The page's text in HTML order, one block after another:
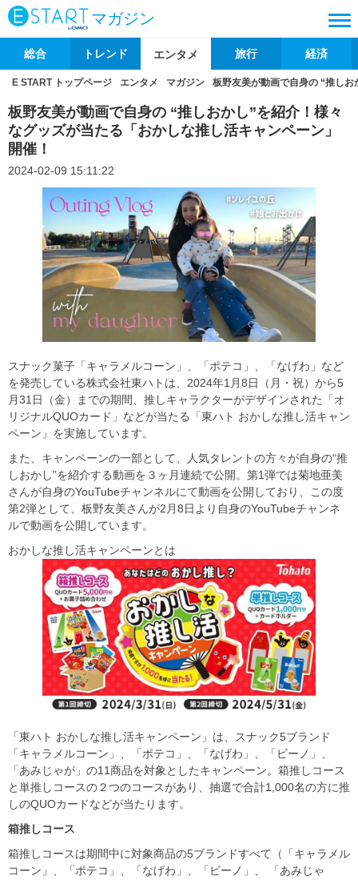
マガジン
総合 トレンド エンタメ 旅行 経済
E START トップページ エンタメ マガジン 板野友美が動画で自身の “推し
板野友美が動画で自身の “推しおかし”を紹介！様々
なグッズが当たる「おかしな推し活キャンペーン」
開催！
2024-02-09 15:11:22
スナック菓子「キャラメルコーン」、「ポテコ」、「なげわ」など
を発売している株式会社東ハトは、2024年1月8日（月・祝）から5
月31日（金）までの期間、推しキャラクターがデザインされた「オ
リジナルQUOカード」などが当たる「東ハト おかしな推し活キャン
ペーン」を実施しています。
また、キャンペーンの一部として、人気タレントの方々が自身の“推
しおかし”を紹介する動画を３ヶ月連続で公開。第1弾では菊地亜美
さんが自身のYouTubeチャンネルにて動画を公開しており、この度
第2弾として、板野友美さんが2月8日より自身のYouTubeチャンネ
ルで動画を公開しています。
おかしな推し活キャンペーンとは
「東ハト おかしな推し活キャンペーン」は、スナック5ブランド
「キャラメルコーン」、「ポテコ」、「なげわ」、「ビーノ」、
「あみじゃが」の11商品を対象としたキャンペーン。箱推しコース
と単推しコースの２つのコースがあり、抽選で合計1,000名の方に推
しのQUOカードなどが当たります。
箱推しコース
箱推しコースは期間中に対象商品の5ブランドすべて（「キャラメル
コーン」、「ポテコ」、「なげわ」、「ビーノ」、 「あみじゃ